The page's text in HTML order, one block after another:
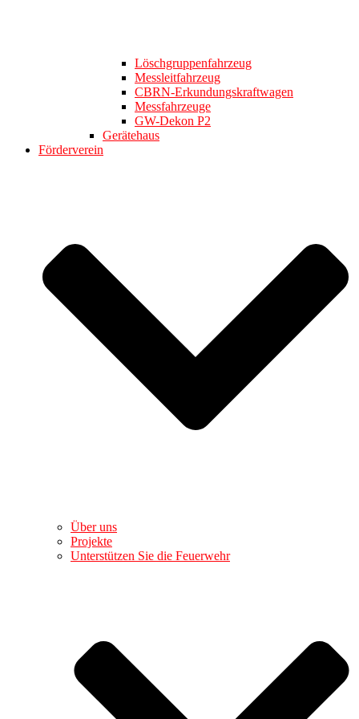
Löschgruppenfahrzeug
Messleitfahrzeug
CBRN-Erkundungskraftwagen
Messfahrzeuge
GW-Dekon P2
Gerätehaus
Förderverein
Über uns
Projekte
Unterstützen Sie die Feuerwehr